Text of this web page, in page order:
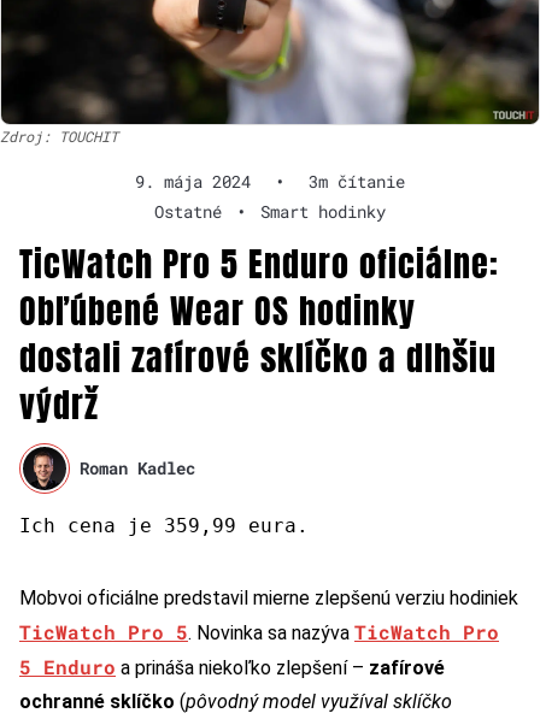
Zdroj: TOUCHIT
9. mája 2024 •
3m čítanie
Ostatné
• Smart hodinky
TicWatch Pro 5 Enduro oficiálne:
Obľúbené Wear OS hodinky
dostali zafírové sklíčko a dlhšiu
výdrž
Roman Kadlec
Ich cena je 359,99 eura.
Mobvoi oficiálne predstavil mierne zlepšenú verziu hodiniek
TicWatch Pro 5. Novinka sa nazýva TicWatch Pro
5 Enduro a prináša niekoľko zlepšení – zafírové
ochranné sklíčko (pôvodný model využíval sklíčko